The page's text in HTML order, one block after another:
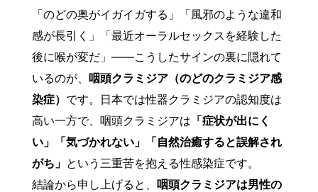
「のどの奥がイガイガする」「風邪のような違和
感が長引く」「最近オーラルセックスを経験した
後に喉が変だ」——こうしたサインの裏に隠れて
いるのが、 咽頭クラミジア（のどのクラミジア感
染症） です。日本では性器クラミジアの認知度は
高い一方で、咽頭クラミジアは 「症状が出にく
い」「気づかれない」「自然治癒すると誤解され
がち」 という三重苦を抱える性感染症です。
結論から申し上げると、 咽頭クラミジアは男性の